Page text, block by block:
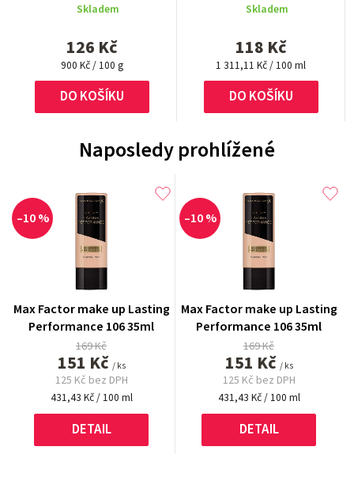
Skladem
126 Kč
Měrná
cena:
900 Kč / 100 g
DO KOŠÍKU
Skladem
118 Kč
Měrná
cena:
1 311,11 Kč / 100 ml
DO KOŠÍKU
Naposledy prohlížené
–10 %
Max Factor make up Lasting
Performance 106 35ml
169 Kč
151 Kč / ks
125 Kč bez DPH
Měrná
431,43 Kč / 100 ml
DETAIL
–10 %
Max Factor make up Lasting
Performance 106 35ml
169 Kč
151 Kč / ks
125 Kč bez DPH
Měrná
431,43 Kč / 100 ml
DETAIL